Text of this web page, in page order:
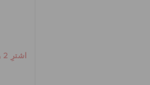
اشترِ 2 واحصل على 25% خصم